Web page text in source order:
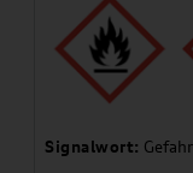
Signalwort: Gefahr